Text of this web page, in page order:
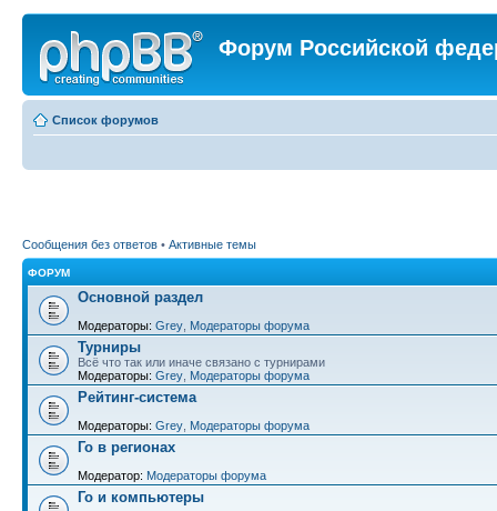
Форум Российской
Список форумов
Сообщения без ответов • Активные темы
ФОРУМ
Основной раздел
Модераторы: Grey Модераторы форума
Турниры
Всё что так или иначе связано с турнирами
Модераторы: Grey Модераторы форума
Рейтинг-система
Модераторы: Grey Модераторы форума
Го в регионах
Модератор: Модераторы форума
Го и компьютеры